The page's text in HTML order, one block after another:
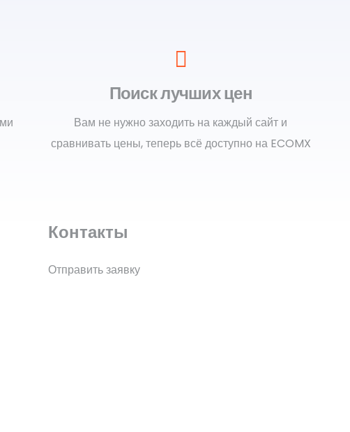
Поиск лучших цен
Вам не нужно заходить на каждый сайт и
сравнивать цены, теперь всё доступно на ECOMX
Контакты
Отправить заявку